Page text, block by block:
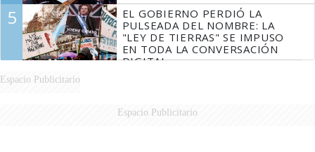
5
EL GOBIERNO PERDIÓ LA
PULSEADA DEL NOMBRE: LA
"LEY DE TIERRAS" SE IMPUSO
EN TODA LA CONVERSACIÓN
DIGITAL
Espacio Publicitario
Espacio Publicitario